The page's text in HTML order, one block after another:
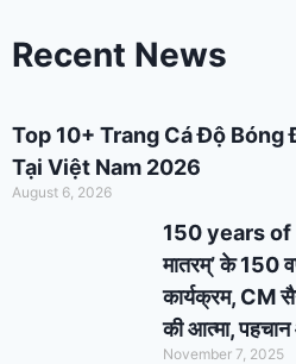
Recent News
Top 10+ Trang Cá Độ Bóng
Tại Việt Nam 2026
August 6, 2026
150 years of
मातरम्’ के 150
कार्यक्रम, CM
की आत्मा,
November 7, 2025